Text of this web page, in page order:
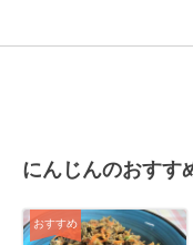
にんじんのおすす
おすすめ